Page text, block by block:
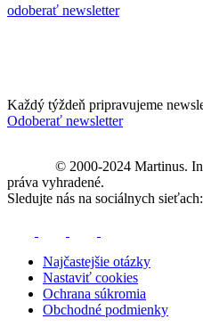
odoberať newsletter
Každý týždeň pripravujeme
Odoberať newsletter
© 2000-2024 Martinus.
práva vyhradené.
Sledujte nás na sociálnych sieťach:
Najčastejšie otázky
Nastaviť cookies
Ochrana súkromia
Obchodné podmienky